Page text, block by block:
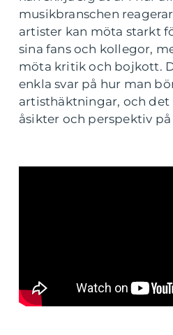
musikbranschen
artister kan möta starkt
sina fans och kollegor,
möta kritik och bojkott.
enkla svar på hur man
artisthäktningar, och det
åsikter och perspektiv